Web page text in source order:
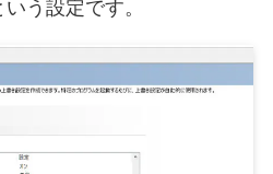
う設定です。